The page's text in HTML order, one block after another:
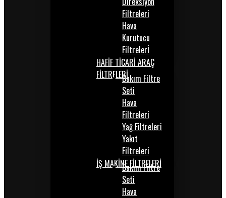
Filtreleri
Hava
Kurutucu
Filtrelerİ
HAFİF TİCARİ ARAÇ
FİLTRELERİBakım Filtre
Seti
Hava
Filtreleri
Yağ Filtreleri
Yakıt
Filtreleri
İŞ MAKİNE FİLTRELERİ
Bakım Filtre
Seti
Hava